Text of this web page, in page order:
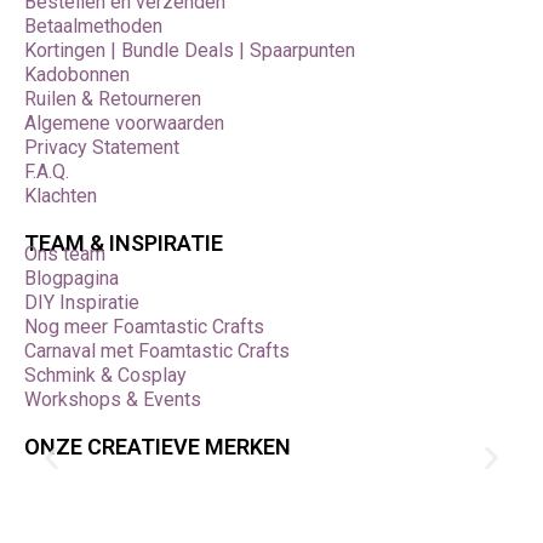
Betaalmethoden
Kortingen | Bundle Deals | Spaarpunten
Kadobonnen
Ruilen & Retourneren
Algemene voorwaarden
Privacy Statement
F.A.Q.
Klachten
TEAM & INSPIRATIE
Ons team
Blogpagina
DIY Inspiratie
Nog meer Foamtastic Crafts
Carnaval met Foamtastic Crafts
Schmink & Cosplay
Workshops & Events
ONZE CREATIEVE MERKEN